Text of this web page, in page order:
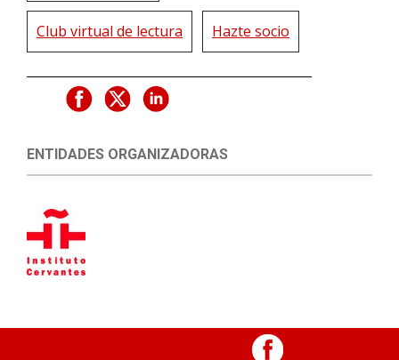
Club virtual de lectura Hazte socio
ENTIDADES ORGANIZADORAS